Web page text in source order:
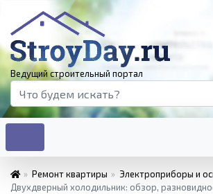
Ведущий строительный портал
» Ремонт квартиры » Электроприборы и
Двухдверный холодильник: обзор,